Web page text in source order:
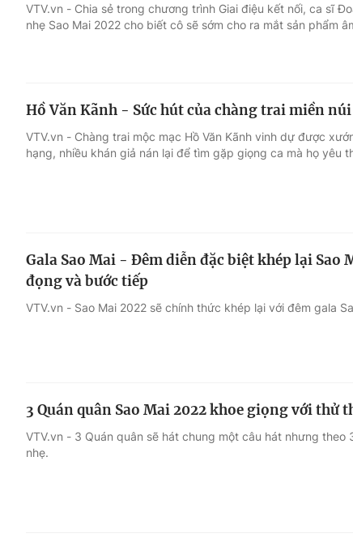
Sao
Chất lượng cuộc
VTV.vn - Chia sẻ trong chương trình Giai điệu kết nối, ca sĩ
nhẹ Sao Mai 2022 cho biết cô sẽ sớm cho ra mắt sản phẩm
Hồ Văn Kãnh - Sức hút của chàng trai miền
VTV.vn - Chàng trai mộc mạc Hồ Văn Kãnh vinh dự được
hạng, nhiều khán giả nán lại để tìm gặp giọng ca mà họ yêu
Gala Sao Mai - Đêm diễn đặc biệt khép lại Sao
đọng và bước tiếp
VTV.vn - Sao Mai 2022 sẽ chính thức khép lại với đêm gala
3 Quán quân Sao Mai 2022 khoe giọng với thử
VTV.vn - 3 Quán quân sẽ hát chung một câu hát nhưng
nhẹ.